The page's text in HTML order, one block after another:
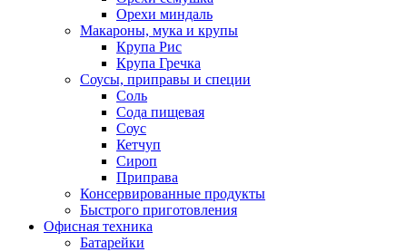
Орехи миндаль
Макароны, мука и крупы
Крупа Рис
Крупа Гречка
Соусы, приправы и специи
Соль
Сода пищевая
Соус
Кетчуп
Сироп
Приправа
Консервированные продукты
Быстрого приготовления
Офисная техника
Батарейки